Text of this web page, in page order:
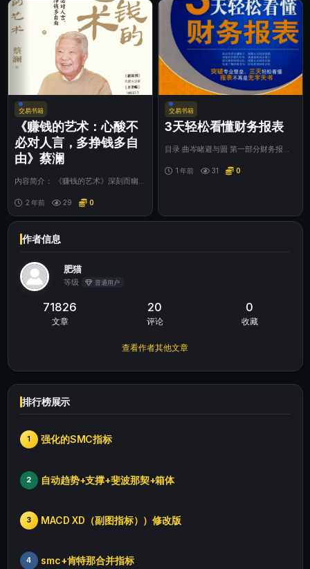
交易书籍
《赚钱的艺术：心酸不
必对人言，多挣钱多自
由》蔡澜
内容简介： 《赚钱的艺术》深刻而幽
见解。 蔡澜...
2 年前 29 0
交易书籍
3天轻松看懂财务报表
目录 曲岑睹避与圆 第一部分财务报表
表………(3...
1 年前 31 0
作者信息
肥猫
等级 普通用户
71826
文章
20
评论
0
收藏
查看作者其他文章
排行榜展示
1 强化的SMC指标
2 自动趋势+支撑+斐波那契+箱体
3 MACD XD（副图指标））修改版
4 smc+肯特那合并指标